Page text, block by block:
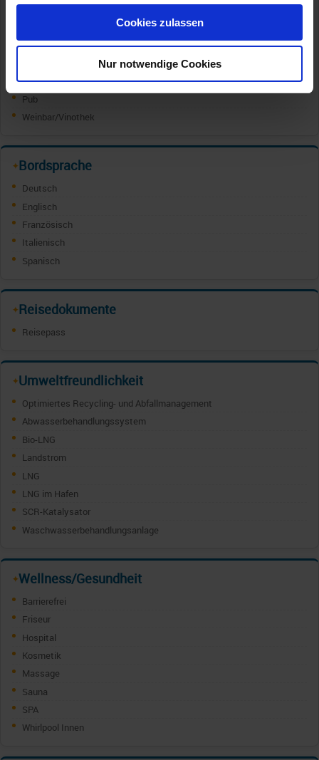
gesammelt haben.
Cookies zulassen
Nur notwendige Cookies
Café/CoffeeBar
Champagner/Caviar Bar
Cocktail Bar
Pool Bar
Pub
Weinbar/Vinothek
✦Bordsprache
Deutsch
Englisch
Französisch
Italienisch
Spanisch
✦Reisedokumente
Reisepass
✦Umweltfreundlichkeit
Optimiertes Recycling- und Abfallmanagement
Abwasserbehandlungssystem
Bio-LNG
Landstrom
LNG
LNG im Hafen
SCR-Katalysator
Waschwasserbehandlungsanlage
✦Wellness/Gesundheit
Barrierefrei
Friseur
Hospital
Kosmetik
Massage
Sauna
SPA
Whirlpool Innen